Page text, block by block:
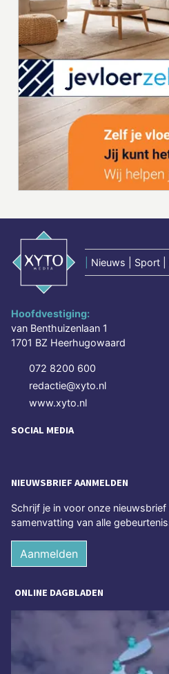
Nieuws | Sport |
Hoofdvestiging:
van Benthuizenlaan 1
1701 BZ Heerhugowaard
072 8200 600
redactie@xyto.nl
www.xyto.nl
SOCIAL MEDIA
NIEUWSBRIEF AANMELDEN
Schrijf je in voor onze
samenvatting van alle
Aanmelden
ONLINE DAGBLADEN